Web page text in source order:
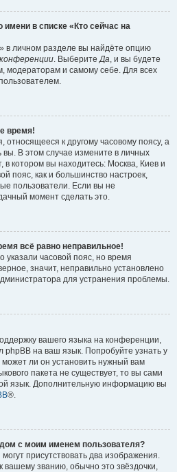
имени в списке «Кто сейчас на
в личном разделе вы найдёте опцию
. ВыберитеДа, и вы будете
модераторам и самому себе. Для всех
время!
к другому часовому поясу, а
вы. В этом случае измените в личных
в котором вы находитесь: Москва, Киев и
пояс, как и большинство настроек,
пользователи. Если вы не
момент сделать это.
всё равно неправильное!
указали часовой пояс, но время
значит, неправильно установлено
для устранения проблемы.
вашего языка на конференции,
phpBB на ваш язык. Попробуйте узнать у
ли он установить нужный вам
пакета не существует, то вы сами
язык. Дополнительную информацию вы
®.
с моим именем пользователя?
присутствовать два изображения.
вашему званию, обычно это звёздочки,